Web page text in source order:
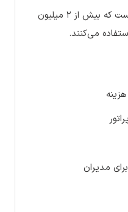
است که بیش از ۲ میلیون
می‌کنند.
مدیران